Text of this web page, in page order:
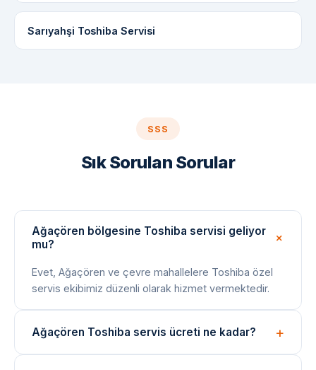
Sarıyahşi Toshiba Servisi
SSS
Sık Sorulan Sorular
Ağaçören bölgesine Toshiba servisi geliyor
mu?
Evet, Ağaçören ve çevre mahallelere Toshiba özel
servis ekibimiz düzenli olarak hizmet vermektedir.
Ağaçören Toshiba servis ücreti ne kadar?